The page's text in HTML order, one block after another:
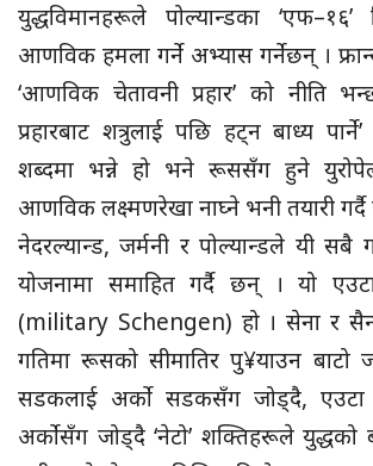
युद्धविमानहरूले पोल्यान्डका
आणविक हमला गर्ने अभ्यास गर्नेछन् ।
‘आणविक चेतावनी प्रहार’ को नीति
प्रहारबाट शत्रुलाई पछि हट्न बाध्य
शब्दमा भन्ने हो भने रूससँग हुने
आणविक लक्ष्मणरेखा नाघ्ने भनी तयारी गर्दै
नेदरल्यान्ड, जर्मनी र पोल्यान्डले यी सबै
योजनामा समाहित गर्दै छन् । यो
(military Schengen) हो । सेना र सैन्य
गतिमा रूसको सीमातिर पु¥याउन बाटो
सडकलाई अर्को सडकसँग जोड्दै,
अर्कोसँग जोड्दै ‘नेटो’ शक्तिहरूले युद्धको